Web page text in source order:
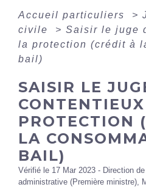
Accueil particuliers >
civile
> Saisir le juge
la protection (crédit à
bail)
SAISIR LE
PROTECTION
LA
BAIL)
Vérifié le 17 Mar 2023 - Direction
administrative (Première ministre),